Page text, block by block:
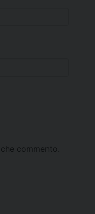
commento.